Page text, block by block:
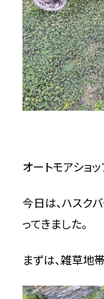
オートモアショ
今日は、ハスク
ってきました。
まずは、雑草地帯